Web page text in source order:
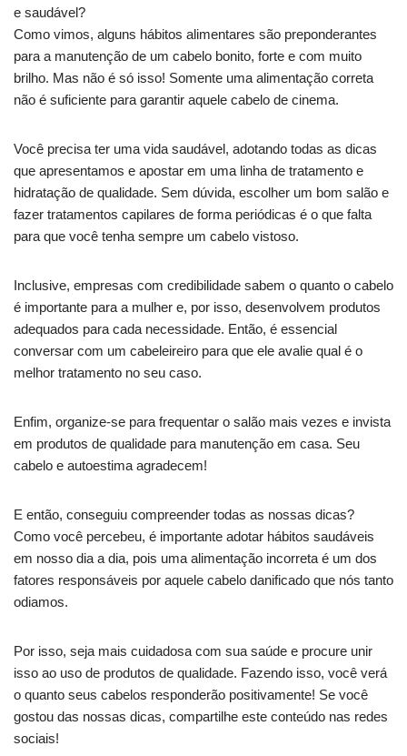
e saudável?
Como vimos, alguns hábitos alimentares são preponderantes
para a manutenção de um cabelo bonito, forte e com muito
brilho. Mas não é só isso! Somente uma alimentação correta
não é suficiente para garantir aquele cabelo de cinema.
Você precisa ter uma vida saudável, adotando todas as dicas
que apresentamos e apostar em uma linha de tratamento e
hidratação de qualidade. Sem dúvida, escolher um bom salão e
fazer tratamentos capilares de forma periódicas é o que falta
para que você tenha sempre um cabelo vistoso.
Inclusive, empresas com credibilidade sabem o quanto o cabelo
é importante para a mulher e, por isso, desenvolvem produtos
adequados para cada necessidade. Então, é essencial
conversar com um cabeleireiro para que ele avalie qual é o
melhor tratamento no seu caso.
Enfim, organize-se para frequentar o salão mais vezes e invista
em produtos de qualidade para manutenção em casa. Seu
cabelo e autoestima agradecem!
E então, conseguiu compreender todas as nossas dicas?
Como você percebeu, é importante adotar hábitos saudáveis
em nosso dia a dia, pois uma alimentação incorreta é um dos
fatores responsáveis por aquele cabelo danificado que nós tanto
odiamos.
Por isso, seja mais cuidadosa com sua saúde e procure unir
isso ao uso de produtos de qualidade. Fazendo isso, você verá
o quanto seus cabelos responderão positivamente! Se você
gostou das nossas dicas, compartilhe este conteúdo nas redes
sociais!